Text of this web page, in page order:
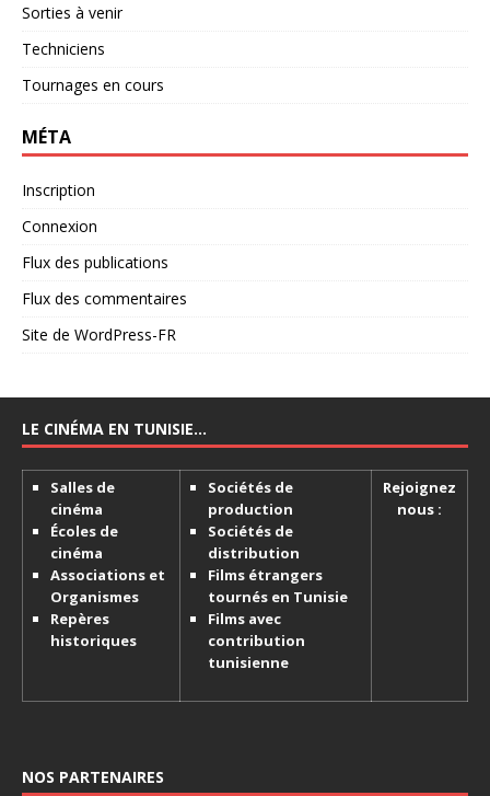
Sorties à venir
Techniciens
Tournages en cours
MÉTA
Inscription
Connexion
Flux des publications
Flux des commentaires
Site de WordPress-FR
LE CINÉMA EN TUNISIE…
Salles de
cinéma
Écoles de
cinéma
Associations et
Organismes
Repères
historiques
Sociétés de
production
Sociétés de
distribution
Films étrangers
tournés en Tunisie
Films avec
contribution
tunisienne
Rejoignez
nous :
NOS PARTENAIRES